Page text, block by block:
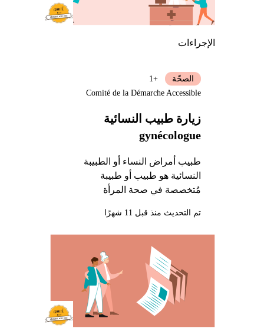
الإجراءات
زيارة طبيب النسائية
gynécologue
طبيب أمراض النساء أو الطبيبة
النسائية هو طبيب أو طبيبة
مُتخصصة في صحة المرأة
الصحّة
+1
Comité de la Démarche Accessible
تم التحديث منذ قبل 11 شهرًا